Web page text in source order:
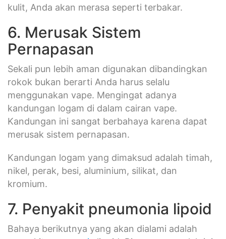
kulit, Anda akan merasa seperti terbakar.
6. Merusak Sistem
Pernapasan
Sekali pun lebih aman digunakan dibandingkan
rokok bukan berarti Anda harus selalu
menggunakan vape. Mengingat adanya
kandungan logam di dalam cairan vape.
Kandungan ini sangat berbahaya karena dapat
merusak sistem pernapasan.
Kandungan logam yang dimaksud adalah timah,
nikel, perak, besi, aluminium, silikat, dan
kromium.
7. Penyakit pneumonia lipoid
Bahaya berikutnya yang akan dialami adalah